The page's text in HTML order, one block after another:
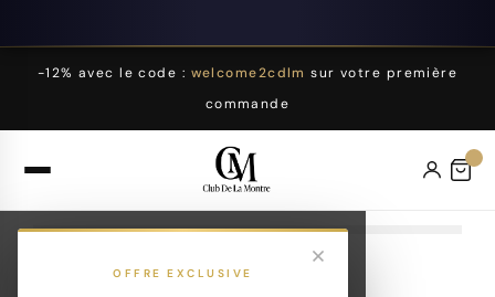
-12% avec le code : welcome2cdlm sur votre première
commande
OFFRE EXCLUSIVE